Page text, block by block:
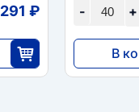
291 ₽ +
-
В
11